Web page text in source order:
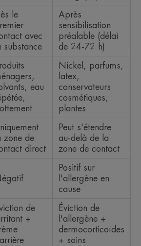
le
avec
substance
Après
sensibilisation
préalable (délai
de 24-72 h)
eau
Nickel, parfums,
latex,
conservateurs
cosmétiques,
plantes
zone de
direct
Peut s'étendre
au-delà de la
zone de contact
Positif sur
l'allergène en
cause
de
+
Éviction de
l'allergène +
dermocorticoïdes
+ soins